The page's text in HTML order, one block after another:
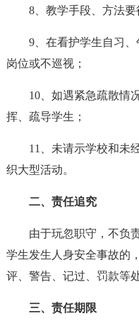
8、教学手段、方法要
9、在看护学生自习
岗位或不巡视；
10、如遇紧急疏散情
挥、疏导学生；
11、未请示学校和未
织大型活动。
二、责任追究
由于玩忽职守，不负
学生发生人身安全事故的
评、警告、记过、罚款等处
三、责任期限